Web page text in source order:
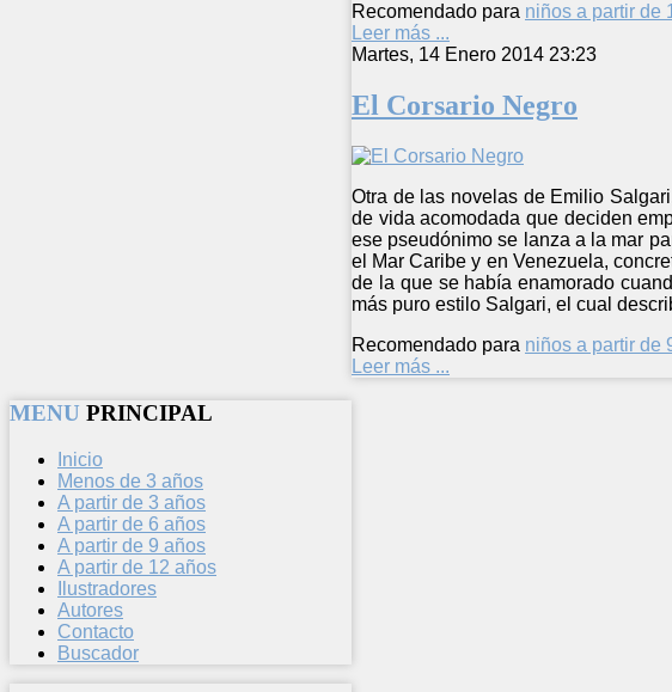
Recomendado para niños a partir de
Leer más ...
Martes, 14 Enero 2014 23:23
El Corsario Negro
Otra de las novelas de Emilio
de vida acomodada que deciden
ese pseudónimo se lanza a la mar
el Mar Caribe y en Venezuela,
de la que se había enamorado
más puro estilo Salgari, el cual
Recomendado para niños a partir de
Leer más ...
MENU PRINCIPAL
Inicio
Menos de 3 años
A partir de 3 años
A partir de 6 años
A partir de 9 años
A partir de 12 años
Ilustradores
Autores
Contacto
Buscador